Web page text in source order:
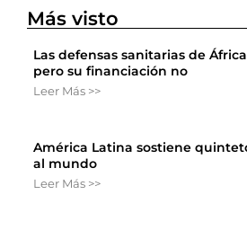
Más visto
Las defensas sanitarias de
pero su financiación no
Leer Más >>
América Latina sostiene
al mundo
Leer Más >>